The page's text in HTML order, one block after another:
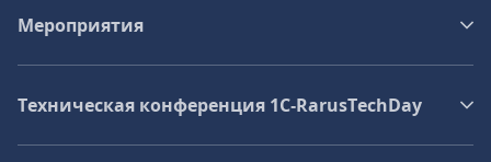
Мероприятия
Техническая конференция 1C‑RarusTechDay